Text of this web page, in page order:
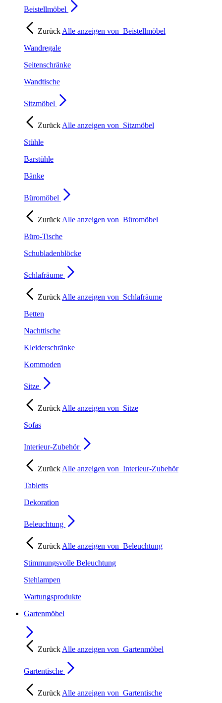
Beistellmöbel
Zurück Alle anzeigen von Beistellmöbel
Wandregale
Seitenschränke
Wandtische
Sitzmöbel
Zurück Alle anzeigen von Sitzmöbel
Stühle
Barstühle
Bänke
Büromöbel
Zurück Alle anzeigen von Büromöbel
Büro-Tische
Schubladenblöcke
Schlafräume
Zurück Alle anzeigen von Schlafräume
Betten
Nachttische
Kleiderschränke
Kommoden
Sitze
Zurück Alle anzeigen von Sitze
Sofas
Interieur-Zubehör
Zurück Alle anzeigen von Interieur-Zubehör
Tabletts
Dekoration
Beleuchtung
Zurück Alle anzeigen von Beleuchtung
Stimmungsvolle Beleuchtung
Stehlampen
Wartungsprodukte
Gartenmöbel
Zurück Alle anzeigen von Gartenmöbel
Gartentische
Zurück Alle anzeigen von Gartentische